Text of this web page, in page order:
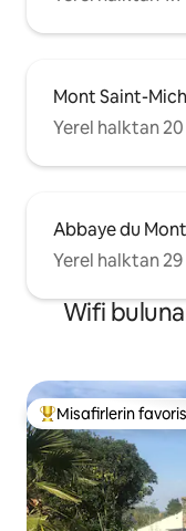
Mont Saint-
Yerel halktan
Abbaye du
Yerel halktan
Wifi
Misafirlerin
Misafirlerin